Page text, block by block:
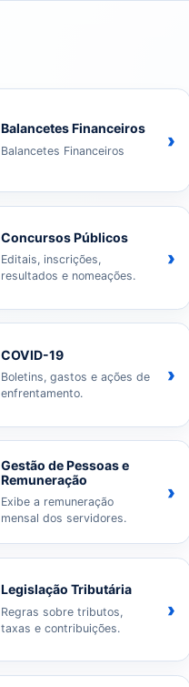
Balancetes Financeiros
Balancetes Financeiros ›
Concursos Públicos
Editais, inscrições,
resultados e nomeações.
›
COVID-19
Boletins, gastos e ações de
enfrentamento.
›
Gestão de Pessoas e
Remuneração
Exibe a remuneração
mensal dos servidores.
›
Legislação Tributária
Regras sobre tributos,
taxas e contribuições.
›